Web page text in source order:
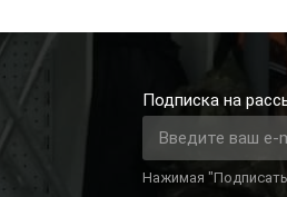
Подписка на
Нажимая